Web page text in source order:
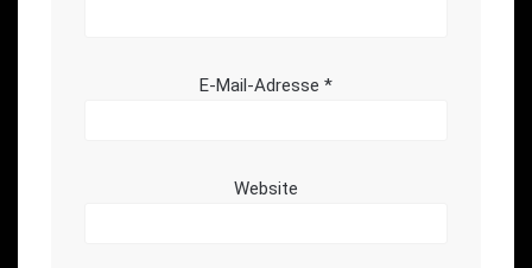
E-Mail-Adresse *
Website